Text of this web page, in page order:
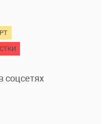
соцсетях